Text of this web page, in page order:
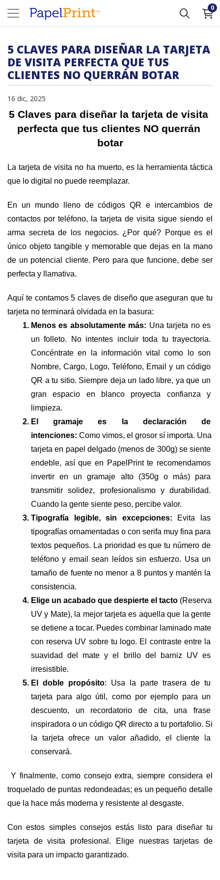
0
5 CLAVES PARA DISEÑAR LA TARJETA
DE VISITA PERFECTA QUE TUS
CLIENTES NO QUERRÁN BOTAR
16 dic, 2025
5 Claves para diseñar la tarjeta de visita
perfecta que tus clientes NO querrán
botar
La tarjeta de visita no ha muerto, es la herramienta táctica
que lo digital no puede reemplazar.
En un mundo lleno de códigos QR e intercambios de
contactos por teléfono, la tarjeta de visita sigue siendo el
arma secreta de los negocios. ¿Por qué? Porque es el
único objeto tangible y memorable que dejas en la mano
de un potencial cliente. Pero para que funcione, debe ser
perfecta y llamativa.
Aquí te contamos 5 claves de diseño que aseguran que tu
tarjeta no terminará olvidada en la basura:
Menos es absolutamente más: Una tarjeta no es
un folleto. No intentes incluir toda tu trayectoria.
Concéntrate en la información vital como lo son
Nombre, Cargo, Logo, Teléfono, Email y un código
QR a tu sitio. Siempre deja un lado libre, ya que un
gran espacio en blanco proyecta confianza y
limpieza.
El gramaje es la declaración de
intenciones: Como vimos, el grosor sí importa. Una
tarjeta en papel delgado (menos de 300g) se siente
endeble, así que en PapelPrint te recomendamos
invertir en un gramaje alto (350g o más) para
transmitir solidez, profesionalismo y durabilidad.
Cuando la gente siente peso, percibe valor.
Tipografía legible, sin excepciones: Evita las
tipografías ornamentadas o con serifa muy fina para
textos pequeños. La prioridad es que tu número de
teléfono y email sean leídos sin esfuerzo. Usa un
tamaño de fuente no menor a 8 puntos y mantén la
consistencia.
Elige un acabado que despierte el tacto (Reserva
UV y Mate), la mejor tarjeta es aquella que la gente
se detiene a tocar. Puedes combinar laminado mate
con reserva UV sobre tu logo. El contraste entre la
suavidad del mate y el brillo del barniz UV es
irresistible.
El doble propósito: Usa la parte trasera de tu
tarjeta para algo útil, como por ejemplo para un
descuento, un recordatorio de cita, una frase
inspiradora o un código QR directo a tu portafolio. Si
la tarjeta ofrece un valor añadido, el cliente la
conservará.
Y finalmente, como consejo extra, siempre considera el
troquelado de puntas redondeadas; es un pequeño detalle
que la hace más moderna y resistente al desgaste.
Con estos simples consejos estás listo para diseñar tu
tarjeta de visita profesional. Elige nuestras tarjetas de
visita para un impacto garantizado.